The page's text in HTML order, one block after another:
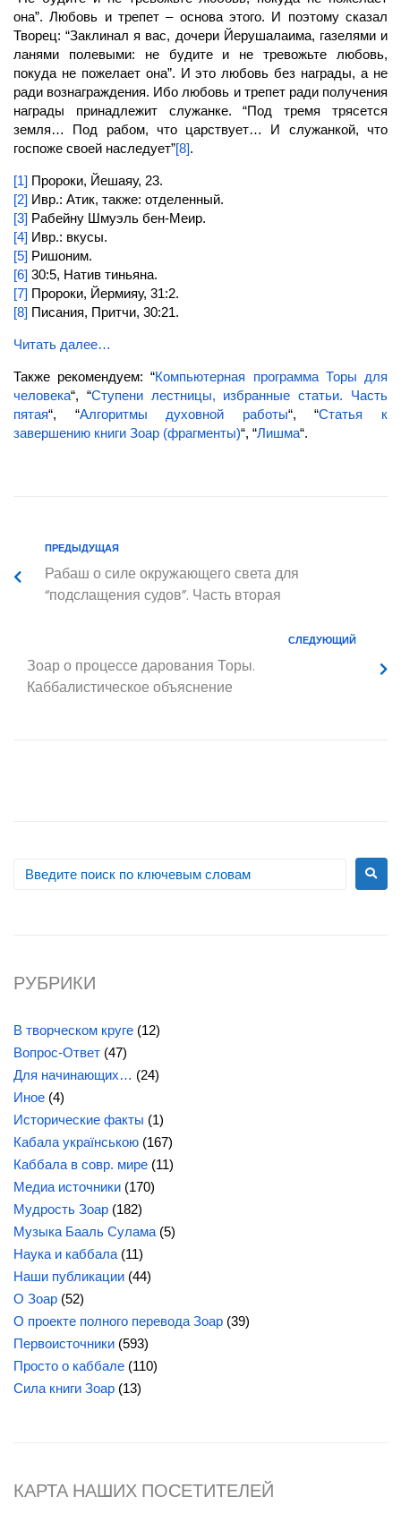
она”. Любовь и трепет – основа этого. И поэтому сказал
Творец: “Заклинал я вас, дочери Йерушалаима, газелями и
ланями полевыми: не будите и не тревожьте любовь,
покуда не пожелает она”. И это любовь без награды, а не
ради вознаграждения. Ибо любовь и трепет ради получения
награды принадлежит служанке. “Под тремя трясется
земля… Под рабом, что царствует… И служанкой, что
госпоже своей наследует”[8].
[1] Пророки, Йешаяу, 23.
[2] Ивр.: Атик, также: отделенный.
[3] Рабейну Шмуэль бен-Меир.
[4] Ивр.: вкусы.
[5] Ришоним.
[6] 30:5, Натив тиньяна.
[7] Пророки, Йермияу, 31:2.
[8] Писания, Притчи, 30:21.
Читать далее…
Также рекомендуем: “Компьютерная программа Торы для
человека“, “Ступени лестницы, избранные статьи. Часть
пятая“, “Алгоритмы духовной работы“, “Статья к
завершению книги Зоар (фрагменты)“, “Лишма“.
ПРЕДЫДУЩАЯ
Рабаш о силе окружающего света для
“подслащения судов”. Часть вторая
СЛЕДУЮЩИЙ
Зоар о процессе дарования Торы.
Каббалистическое объяснение
РУБРИКИ
В творческом круге (12)
Вопрос-Ответ (47)
Для начинающих… (24)
Иное (4)
Исторические факты (1)
Кабала українською (167)
Каббала в совр. мире (11)
Медиа источники (170)
Мудрость Зоар (182)
Музыка Бааль Сулама (5)
Наука и каббала (11)
Наши публикации (44)
О Зоар (52)
О проекте полного перевода Зоар (39)
Первоисточники (593)
Просто о каббале (110)
Сила книги Зоар (13)
КАРТА НАШИХ ПОСЕТИТЕЛЕЙ